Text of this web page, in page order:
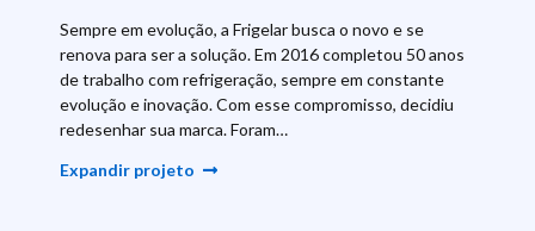
Sempre em evolução, a Frigelar busca o novo e se
renova para ser a solução. Em 2016 completou 50 anos
de trabalho com refrigeração, sempre em constante
evolução e inovação. Com esse compromisso, decidiu
redesenhar sua marca. Foram…
Expandir projeto